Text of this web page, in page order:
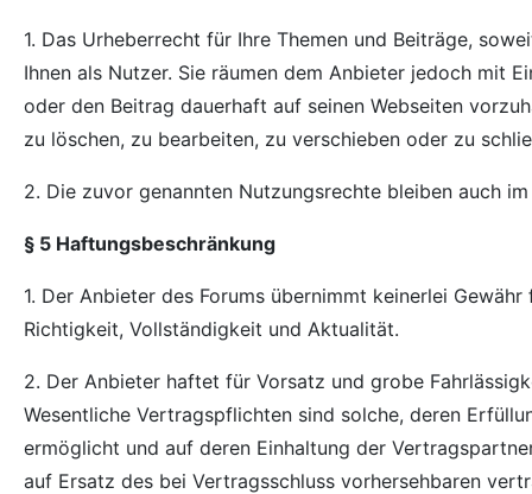
1. Das Urheberrecht für Ihre Themen und Beiträge,
Ihnen als Nutzer. Sie räumen dem Anbieter jedoch mit
oder den Beitrag dauerhaft auf seinen Webseiten
zu löschen, zu bearbeiten, zu verschieben oder zu
2. Die zuvor genannten Nutzungsrechte bleiben auch
§ 5 Haftungsbeschränkung
1. Der Anbieter des Forums übernimmt keinerlei
Richtigkeit, Vollständigkeit und Aktualität.
2. Der Anbieter haftet für Vorsatz und grobe
Wesentliche Vertragspflichten sind solche, deren
ermöglicht und auf deren Einhaltung der
auf Ersatz des bei Vertragsschluss vorhersehbaren